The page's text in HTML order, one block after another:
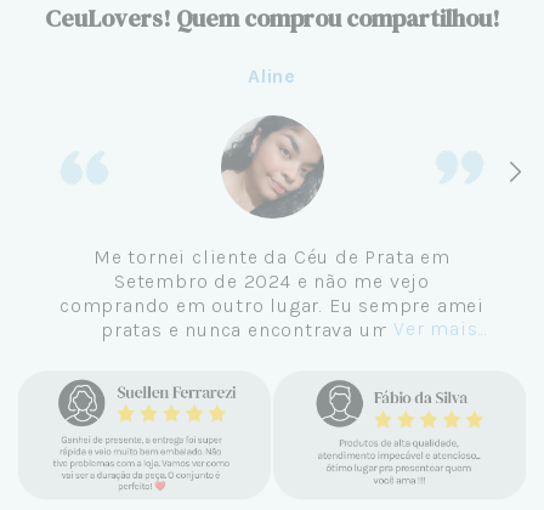
CeuLovers! Quem comprou compartilhou!
Aline
Me tornei cliente da Céu de Prata em
Setembro de 2024 e não me vejo
comprando em outro lugar. Eu sempre amei
pratas e nunca encontrava uma loja
encontrar a Céu. Atendimento
personalizado, verdadeiras jóias prata 925,
mimos e brindes incríveis. Virei cliente fiel
e amo demais as pratas que são lindas, tem
um brilho incrível e preço super justo. Fora
Ver mais...